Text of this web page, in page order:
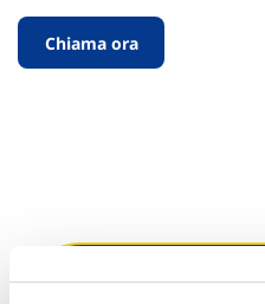
Chiama ora